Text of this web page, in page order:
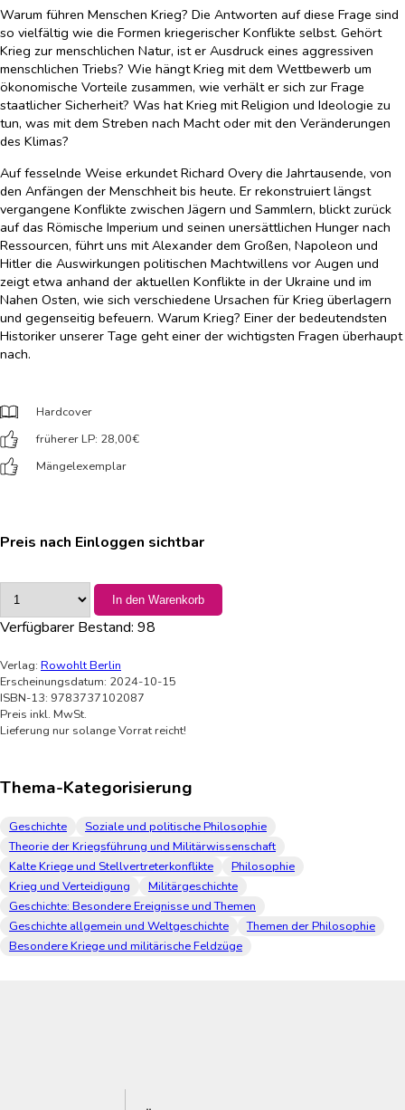
Warum führen Menschen Krieg? Die Antworten auf diese Frage sind
so vielfältig wie die Formen kriegerischer Konflikte selbst. Gehört
Krieg zur menschlichen Natur, ist er Ausdruck eines aggressiven
menschlichen Triebs? Wie hängt Krieg mit dem Wettbewerb um
ökonomische Vorteile zusammen, wie verhält er sich zur Frage
staatlicher Sicherheit? Was hat Krieg mit Religion und Ideologie zu
tun, was mit dem Streben nach Macht oder mit den Veränderungen
des Klimas?
Auf fesselnde Weise erkundet Richard Overy die Jahrtausende, von
den Anfängen der Menschheit bis heute. Er rekonstruiert längst
vergangene Konflikte zwischen Jägern und Sammlern, blickt zurück
auf das Römische Imperium und seinen unersättlichen Hunger nach
Ressourcen, führt uns mit Alexander dem Großen, Napoleon und
Hitler die Auswirkungen politischen Machtwillens vor Augen und
zeigt etwa anhand der aktuellen Konflikte in der Ukraine und im
Nahen Osten, wie sich verschiedene Ursachen für Krieg überlagern
und gegenseitig befeuern. Warum Krieg? Einer der bedeutendsten
Historiker unserer Tage geht einer der wichtigsten Fragen überhaupt
nach.
Hardcover
früherer LP: 28,00€
Mängelexemplar
Preis nach Einloggen sichtbar
In den Warenkorb
Verfügbarer Bestand: 98
Verlag: Rowohlt Berlin
Erscheinungsdatum: 2024-10-15
ISBN-13: 9783737102087
Preis inkl. MwSt.
Lieferung nur solange Vorrat reicht!
Thema-Kategorisierung
Geschichte
Soziale und politische Philosophie
Theorie der Kriegsführung und Militärwissenschaft
Kalte Kriege und Stellvertreterkonflikte
Philosophie
Krieg und Verteidigung
Militärgeschichte
Geschichte: Besondere Ereignisse und Themen
Geschichte allgemein und Weltgeschichte
Themen der Philosophie
Besondere Kriege und militärische Feldzüge